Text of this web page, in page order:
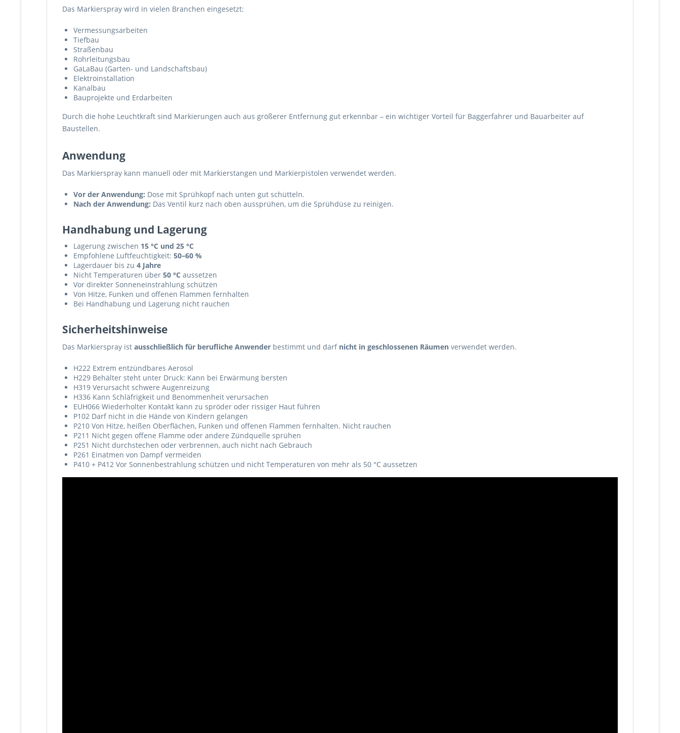
Das Markierspray wird in vielen Branchen eingesetzt:
Vermessungsarbeiten
Tiefbau
Straßenbau
Rohrleitungsbau
GaLaBau (Garten- und Landschaftsbau)
Elektroinstallation
Kanalbau
Bauprojekte und Erdarbeiten
Durch die hohe Leuchtkraft sind Markierungen auch aus größerer Entfernung gut erkennbar – ein wichtiger Vorteil für Baggerfahrer und Bauarbeiter auf
Baustellen.
Anwendung
Das Markierspray kann manuell oder mit Markierstangen und Markierpistolen verwendet werden.
Vor der Anwendung: Dose mit Sprühkopf nach unten gut schütteln.
Nach der Anwendung: Das Ventil kurz nach oben aussprühen, um die Sprühdüse zu reinigen.
Handhabung und Lagerung
Lagerung zwischen 15 °C und 25 °C
Empfohlene Luftfeuchtigkeit: 50–60 %
Lagerdauer bis zu 4 Jahre
Nicht Temperaturen über 50 °C aussetzen
Vor direkter Sonneneinstrahlung schützen
Von Hitze, Funken und offenen Flammen fernhalten
Bei Handhabung und Lagerung nicht rauchen
Sicherheitshinweise
Das Markierspray ist ausschließlich für berufliche Anwender bestimmt und darf nicht in geschlossenen Räumen verwendet werden.
H222 Extrem entzündbares Aerosol
H229 Behälter steht unter Druck: Kann bei Erwärmung bersten
H319 Verursacht schwere Augenreizung
H336 Kann Schläfrigkeit und Benommenheit verursachen
EUH066 Wiederholter Kontakt kann zu spröder oder rissiger Haut führen
P102 Darf nicht in die Hände von Kindern gelangen
P210 Von Hitze, heißen Oberflächen, Funken und offenen Flammen fernhalten. Nicht rauchen
P211 Nicht gegen offene Flamme oder andere Zündquelle sprühen
P251 Nicht durchstechen oder verbrennen, auch nicht nach Gebrauch
P261 Einatmen von Dampf vermeiden
P410 + P412 Vor Sonnenbestrahlung schützen und nicht Temperaturen von mehr als 50 °C aussetzen